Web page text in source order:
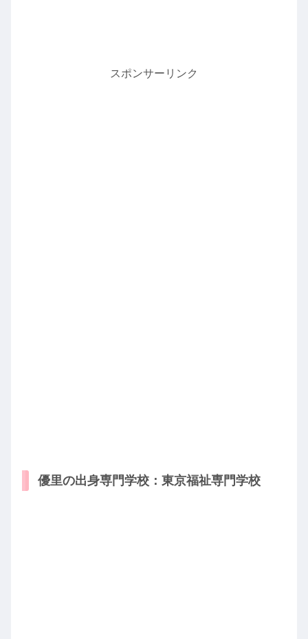
スポンサーリンク
優里の出身専門学校：東京福祉専門学校